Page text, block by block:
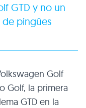
GTD y no un
de pingües
Golf
Golf, la primera
GTD en la